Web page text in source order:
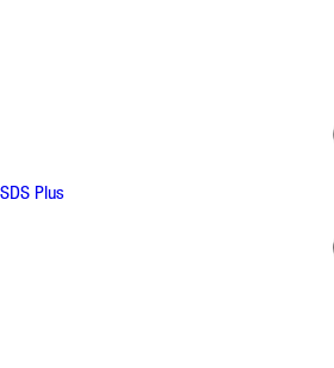
SDS Plus